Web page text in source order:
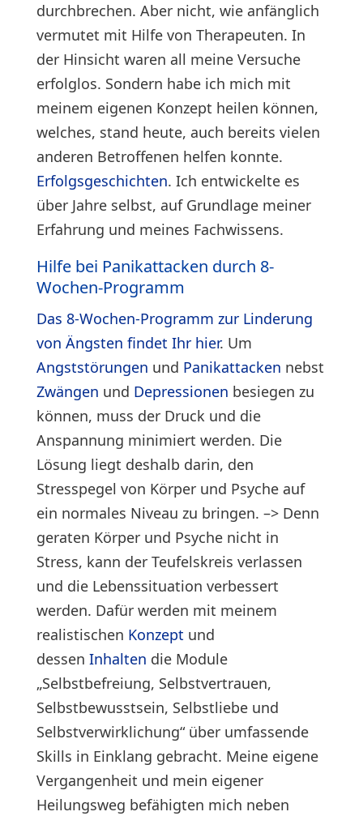
durchbrechen. Aber nicht, wie anfänglich
vermutet mit Hilfe von Therapeuten. In
der Hinsicht waren all meine Versuche
erfolglos. Sondern habe ich mich mit
meinem eigenen Konzept heilen können,
welches, stand heute, auch bereits vielen
anderen Betroffenen helfen konnte.
Erfolgsgeschichten. Ich entwickelte es
über Jahre selbst, auf Grundlage meiner
Erfahrung und meines Fachwissens.
Hilfe bei Panikattacken durch 8-
Wochen-Programm
Das 8-Wochen-Programm zur Linderung
von Ängsten findet Ihr hier. Um
Angststörungen und Panikattacken nebst
Zwängen und Depressionen besiegen zu
können, muss der Druck und die
Anspannung minimiert werden. Die
Lösung liegt deshalb darin, den
Stresspegel von Körper und Psyche auf
ein normales Niveau zu bringen. –> Denn
geraten Körper und Psyche nicht in
Stress, kann der Teufelskreis verlassen
und die Lebenssituation verbessert
werden. Dafür werden mit meinem
realistischen Konzept und
dessen Inhalten die Module
„Selbstbefreiung, Selbstvertrauen,
Selbstbewusstsein, Selbstliebe und
Selbstverwirklichung“ über umfassende
Skills in Einklang gebracht. Meine eigene
Vergangenheit und mein eigener
Heilungsweg befähigten mich neben